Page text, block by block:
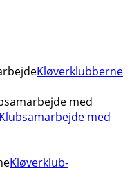
Kløverklubberne
med
med
Kløverklub-